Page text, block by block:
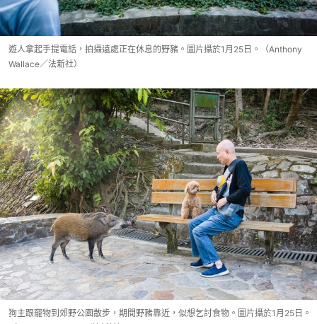
遊人拿起手提電話，拍攝遠處正在休息的野豬。圖片攝於1月25日。（Anthony
Wallace／法新社）
狗主跟寵物到郊野公園散步，期間野豬靠近，似想乞討食物。圖片攝於1月25日。